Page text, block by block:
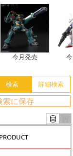
今月発売
索に保存
PRODUCT